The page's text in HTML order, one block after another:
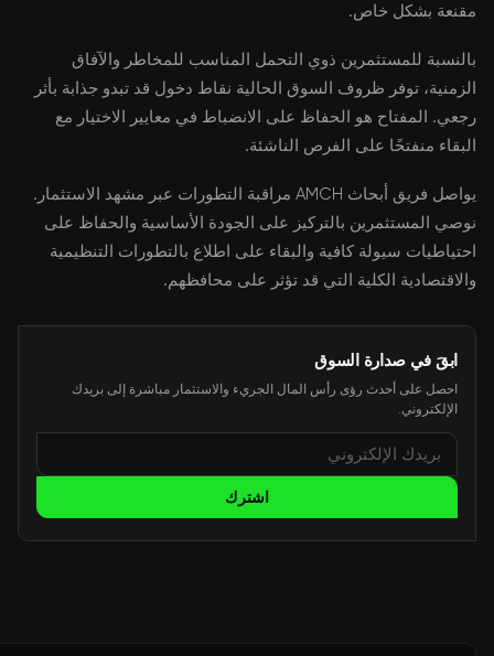
مقنعة بشكل خاص.
بالنسبة للمستثمرين ذوي التحمل المناسب للمخاطر والآفاق
الزمنية، توفر ظروف السوق الحالية نقاط دخول قد تبدو جذابة بأثر
رجعي. المفتاح هو الحفاظ على الانضباط في معايير الاختيار مع
البقاء منفتحًا على الفرص الناشئة.
يواصل فريق أبحاث AMCH مراقبة التطورات عبر مشهد الاستثمار.
نوصي المستثمرين بالتركيز على الجودة الأساسية والحفاظ على
احتياطيات سيولة كافية والبقاء على اطلاع بالتطورات التنظيمية
والاقتصادية الكلية التي قد تؤثر على محافظهم.
ابقَ في صدارة السوق
احصل على أحدث رؤى رأس المال الجريء والاستثمار مباشرة إلى بريدك
الإلكتروني.
اشترك